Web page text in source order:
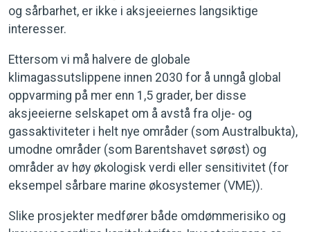
og sårbarhet, er ikke i aksjeeiernes langsiktige
interesser.
Ettersom vi må halvere de globale
klimagassutslippene innen 2030 for å unngå global
oppvarming på mer enn 1,5 grader, ber disse
aksjeeierne selskapet om å avstå fra olje- og
gassaktiviteter i helt nye områder (som Australbukta),
umodne områder (som Barentshavet sørøst) og
områder av høy økologisk verdi eller sensitivitet (for
eksempel sårbare marine økosystemer (VME)).
Slike prosjekter medfører både omdømmerisiko og